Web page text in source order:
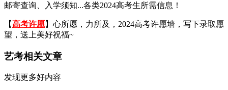
邮寄查询、入学须知...各类2024高考生所需信息！
【高考许愿】心所愿，力所及，2024高考许愿墙，写下录取愿
望，送上美好祝福~
艺考相关文章
发现更多好内容